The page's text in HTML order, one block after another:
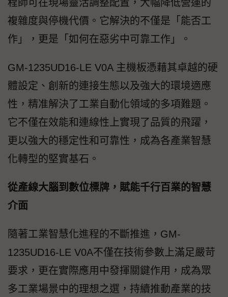
程師可在現場靈活調整配置，大幅降低營運的
複雜度與停機代價。它解決的不僅是「能否工
作」，更是「如何在惡劣中可靠工作」。
GM-1235UD16-LE V0A 主機板憑藉其卓越的硬
體設定、創新的連接生態以及強大的環境適應
性，精准解決了工業自動化領域的多項難題。
它不僅在效能和連線性上實現了品質的飛躍，
更以強大的穩定性和可靠性，成為各產業智慧
化轉型的堅實基石。
從產線大腦到數位標牌，賦能千行百業的智慧
介面
隨著工業智慧化進程的不斷推進，GM-
1235UD16-LE V0A不僅在技術參數上滿足嚴苛
要求，更在實際應用中發揮關鍵作用，成為眾
多工業場景中的理想之選，持續推動產業的技